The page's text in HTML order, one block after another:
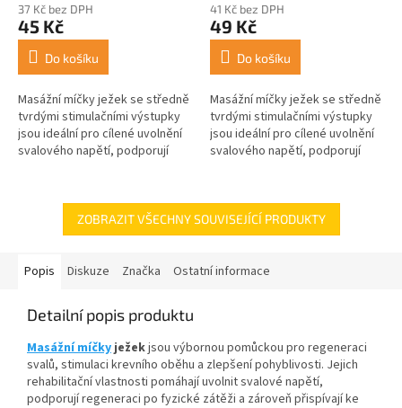
produktu
je
5,0
hvězdiček.
37 Kč bez DPH
45 Kč
Do košíku
Masážní míčky ježek se středně
tvrdými stimulačními výstupky
jsou ideální pro cílené uvolnění
svalového napětí, podporují
produktu
je
5,0
hvězdiček.
41 Kč bez DPH
49 Kč
Do košíku
Masážní míčky ježek se středně
tvrdými stimulačními výstupky
jsou ideální pro cílené uvolnění
svalového napětí, podporují
ZOBRAZIT VŠECHNY SOUVISEJÍCÍ PRODUKTY
Popis Diskuze Značka Ostatní informace
Detailní popis produktu
Masážní míčky ježekjsou výbornou pomůckou pro regeneraci
svalů, stimulaci krevního oběhu a zlepšení pohyblivosti. Jejich
rehabilitační vlastnosti pomáhají uvolnit svalové napětí,
podporují regeneraci po fyzické zátěži a zároveň přispívají ke